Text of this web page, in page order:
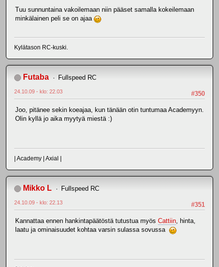
Tuu sunnuntaina vakoilemaan niin pääset samalla kokeilemaan
minkälainen peli se on ajaa
Kylätason RC-kuski.
Futaba Fullspeed RC
#350
24.10.09 - klo: 22.03
Joo, pitänee sekin koeajaa, kun tänään otin tuntumaa Academyyn.
Olin kyllä jo aika myytyä miestä :)
| Academy | Axial |
Mikko L Fullspeed RC
#351
24.10.09 - klo: 22.13
Kannattaa ennen hankintapäätöstä tutustua myös Cattiin, hinta,
laatu ja ominaisuudet kohtaa varsin sulassa sovussa